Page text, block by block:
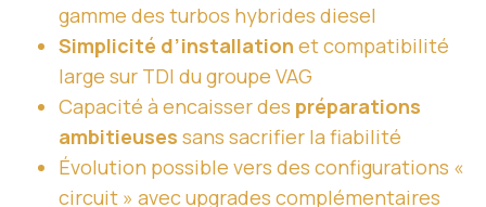
gamme des turbos hybrides diesel
Simplicité d’installation et compatibilité
large sur TDI du groupe VAG
Capacité à encaisser des préparations
ambitieuses sans sacrifier la fiabilité
Évolution possible vers des configurations «
circuit » avec upgrades complémentaires